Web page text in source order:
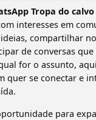
Tropa do calvo
interesses em
compartilhar
de conversas
for o assunto,
quer se conectar e
para